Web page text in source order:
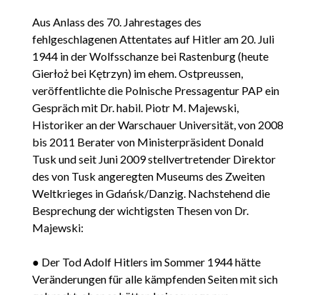
Aus Anlass des 70. Jahrestages des
fehlgeschlagenen Attentates auf Hitler am 20. Juli
1944 in der Wolfsschanze bei Rastenburg (heute
Gierłoż bei Kętrzyn) im ehem. Ostpreussen,
veröffentlichte die Polnische Pressagentur PAP ein
Gespräch mit Dr. habil. Piotr M. Majewski,
Historiker an der Warschauer Universität, von 2008
bis 2011 Berater von Ministerpräsident Donald
Tusk und seit Juni 2009 stellvertretender Direktor
des von Tusk angeregten Museums des Zweiten
Weltkrieges in Gdańsk/Danzig. Nachstehend die
Besprechung der wichtigsten Thesen von Dr.
Majewski:
● Der Tod Adolf Hitlers im Sommer 1944 hätte
Veränderungen für alle kämpfenden Seiten mit sich